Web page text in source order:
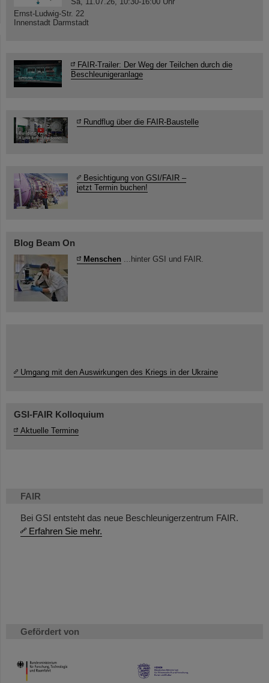
FAIR
Bei GSI entsteht das neue Beschleunigerzentrum FAIR.
Erfahren Sie mehr.
Gefördert von
HMWK
Ernst-Ludwig-Str. 22
Innenstadt Darmstadt
FAIR-Trailer: Der Weg der Teilchen durch die
Beschleunigeranlage
Rundflug über die FAIR-Baustelle
Besichtigung von GSI/FAIR –
jetzt Termin buchen!
Blog Beam On
Menschen ...hinter GSI und FAIR.
Umgang mit den Auswirkungen des Kriegs in der Ukraine
GSI-FAIR Kolloquium
Aktuelle Termine